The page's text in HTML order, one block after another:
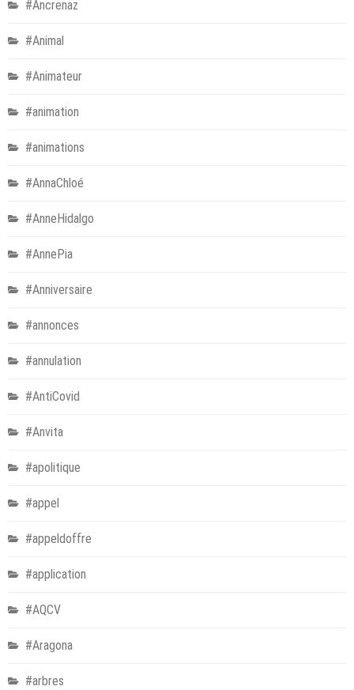
#Ancrenaz
#Animal
#Animateur
#animation
#animations
#AnnaChloé
#AnneHidalgo
#AnnePia
#Anniversaire
#annonces
#annulation
#AntiCovid
#Anvita
#apolitique
#appel
#appeldoffre
#application
#AQCV
#Aragona
#arbres